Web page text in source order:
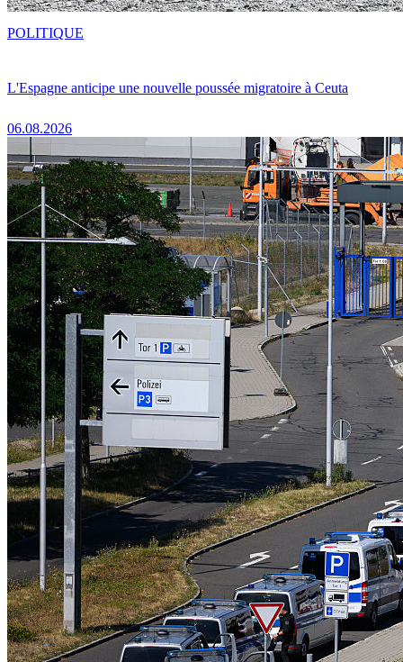
L'Espagne anticipe une nouvelle poussée migratoire à Ceuta
06.08.2026
POLITIQUE